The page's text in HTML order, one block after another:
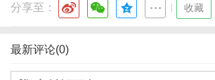
分享至： 收藏
最新评论(0)